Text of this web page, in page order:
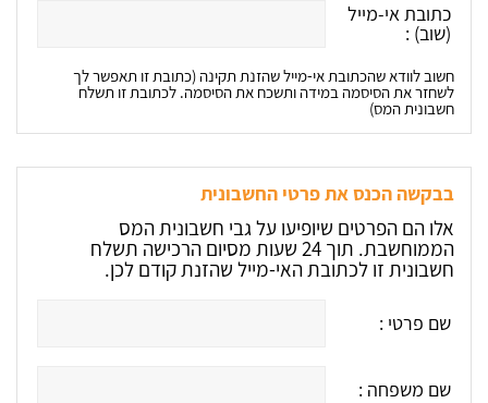
כתובת אי-מייל
(שוב) :
חשוב לוודא שהכתובת אי-מייל שהזנת תקינה (כתובת זו תאפשר לך
לשחזר את הסיסמה במידה ותשכח את הסיסמה. לכתובת זו תשלח
חשבונית המס)
בבקשה הכנס את פרטי החשבונית
אלו הם הפרטים שיופיעו על גבי חשבונית המס
הממוחשבת. תוך 24 שעות מסיום הרכישה תשלח
חשבונית זו לכתובת האי-מייל שהזנת קודם לכן.
שם פרטי :
שם משפחה :